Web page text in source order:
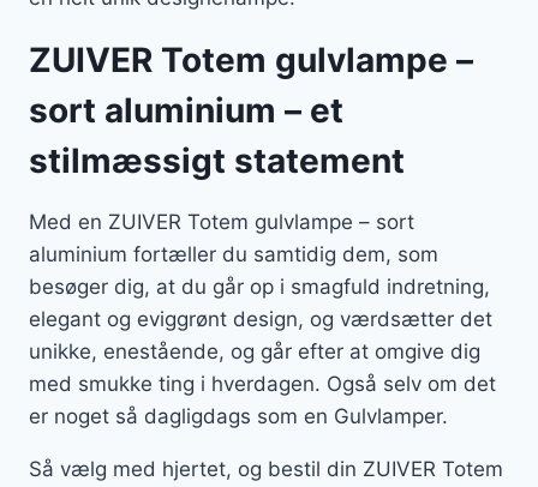
ZUIVER Totem gulvlampe –
sort aluminium – et
stilmæssigt statement
Med en ZUIVER Totem gulvlampe – sort
aluminium fortæller du samtidig dem, som
besøger dig, at du går op i smagfuld indretning,
elegant og eviggrønt design, og værdsætter det
unikke, enestående, og går efter at omgive dig
med smukke ting i hverdagen. Også selv om det
er noget så dagligdags som en Gulvlamper.
Så vælg med hjertet, og bestil din ZUIVER Totem